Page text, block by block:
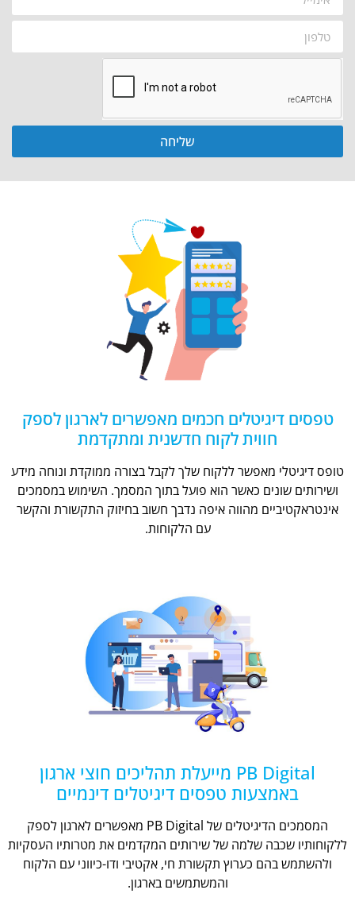
שליחה
טפסים דיגיטלים חכמים מאפשרים לארגון לספק
חווית לקוח חדשנית ומתקדמת
טופס דיגיטלי מאפשר ללקוח שלך לקבל בצורה ממוקדת ונוחה מידע
ושירותים שונים כאשר הוא פועל בתוך המסמך. השימוש במסמכים
אינטראקטיביים מהווה איפה נדבך חשוב בחיזוק התקשורת והקשר
עם הלקוחות.
PB Digital מייעלת תהליכים חוצי ארגון
באמצעות טפסים דיגיטלים דינמיים
המסמכים הדיגיטלים של PB Digital מאפשרים לארגון לספק
ללקוחותיו שכבה שלמה של שירותים המקדמים את מטרותיו העסקיות
ולהשתמש בהם כערוץ תקשורת חי, אקטיבי ודו-כיווני עם הלקוח
והמשתמשים בארגון.